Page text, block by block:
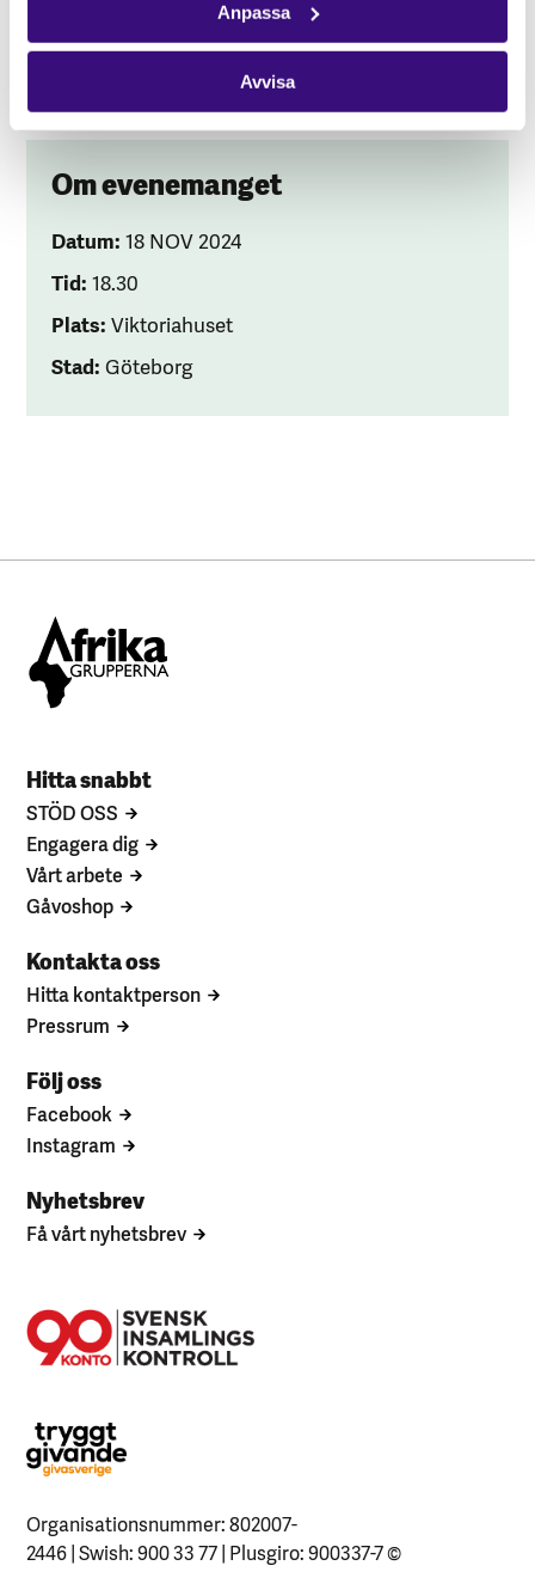
Anpassa
Avvisa
Läs mer om eventet på Facebook:
https://fb.me/e/7rMjutIzs
Om evenemanget
Datum: 18 NOV 2024
Tid: 18.30
Plats: Viktoriahuset
Stad: Göteborg
Hitta snabbt
STÖD OSS
Engagera dig
Vårt arbete
Gåvoshop
Kontakta oss
Hitta kontaktperson
Pressrum
Följ oss
Facebook
Instagram
Nyhetsbrev
Få vårt nyhetsbrev
Organisationsnummer: 802007-
2446 | Swish: 900 33 77 | Plusgiro: 900337-7©